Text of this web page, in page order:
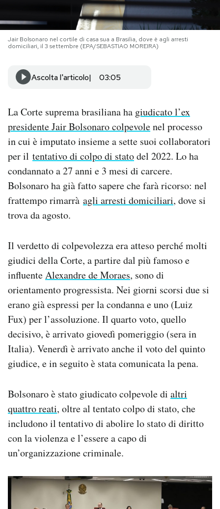
I MIEI PREFERITI
SHOP
AREA PERSONALE
Area Personale
Newsletter
Notifiche mobile
Regala il Post
Jair Bolsonaro nel cortile di casa sua a Brasilia, dove è agli arresti
domiciliari, il 3 settembre (EPA/SEBASTIAO MOREIRA)
Ascolta l'articolo 03:05
La Corte suprema brasiliana ha giudicato l’ex
presidente Jair Bolsonaro colpevolenel processo
in cui è imputato insieme a sette suoi collaboratori
per il tentativo di colpo di statodel 2022. Lo ha
condannato a 27 anni e 3 mesi di carcere.
Bolsonaro ha già fatto sapere che farà ricorso: nel
frattempo rimarrà agli arresti domiciliari, dove si
trova da agosto.
Il verdetto di colpevolezza era atteso perché molti
giudici della Corte, a partire dal più famoso e
influenteAlexandre de Moraes, sono di
orientamento progressista. Nei giorni scorsi due si
erano già espressi per la condanna e uno (Luiz
Fux) per l’assoluzione. Il quarto voto, quello
decisivo, è arrivato giovedì pomeriggio (sera in
Italia). Venerdì è arrivato anche il voto del quinto
giudice, e in seguito è stata comunicata la pena.
Bolsonaro è stato giudicato colpevole di altri
quattro reati, oltre al tentato colpo di stato, che
includono il tentativo di abolire lo stato di diritto
con la violenza e l’essere a capo di
un’organizzazione criminale.